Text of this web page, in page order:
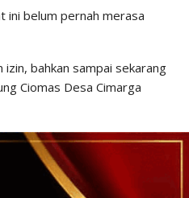
ini belum pernah merasa
bahkan sampai sekarang
Ciomas Desa Cimarga